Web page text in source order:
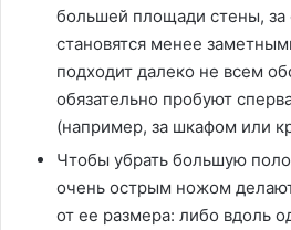
большей площади стены, за
становятся менее
подходит далеко не всем
обязательно пробуют
(например, за шкафом или
Чтобы убрать большую
очень острым ножом
от ее размера: либо вдоль